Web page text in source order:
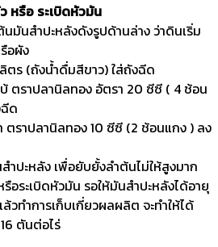
หรือ ระเบิดหัวมัน
นมันสำปะหลังดังรูปด้านล่าง ว่าดินเริ่ม
อผัง
ตร (ถังน้ำดื่มสีขาว) ใส่ถังฉีด
ตราปลานิลทอง อัตรา 20 ซีซี ( 4 ช้อน
ด
ตราปลานิลทอง 10 ซีซี (2 ช้อนแกง ) ลง
ำปะหลัง เพื่อยับยั้งลำต้นไม่ให้สูงมาก
รือระเบิดหัวมัน รอให้มันสำปะหลังได้อายุ
วทำการเก็บเกี่ยวผลผลิต จะทำให้ได้
ตันต่อไร่